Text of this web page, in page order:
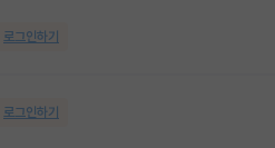
로그인하기
로그인하기